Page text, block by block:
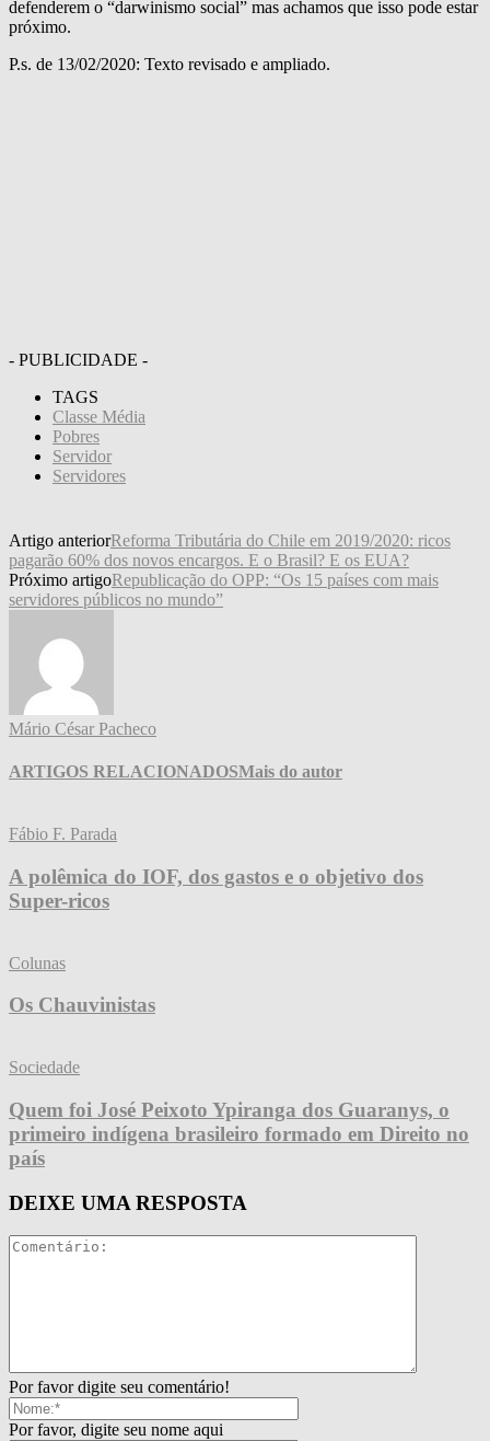
defenderem o “darwinismo social” mas achamos que isso pode estar
próximo.
P.s. de 13/02/2020: Texto revisado e ampliado.
- PUBLICIDADE -
TAGS
Classe Média
Pobres
Servidor
Servidores
Artigo anteriorReforma Tributária do Chile em 2019/2020: ricos
pagarão 60% dos novos encargos. E o Brasil? E os EUA?
Próximo artigoRepublicação do OPP: “Os 15 países com mais
servidores públicos no mundo”
Mário César Pacheco
ARTIGOS RELACIONADOSMais do autor
Fábio F. Parada
A polêmica do IOF, dos gastos e o objetivo dos
Super-ricos
Colunas
Os Chauvinistas
Sociedade
Quem foi José Peixoto Ypiranga dos Guaranys, o
primeiro indígena brasileiro formado em Direito no
país
DEIXE UMA RESPOSTA
Por favor digite seu comentário!
Por favor, digite seu nome aqui